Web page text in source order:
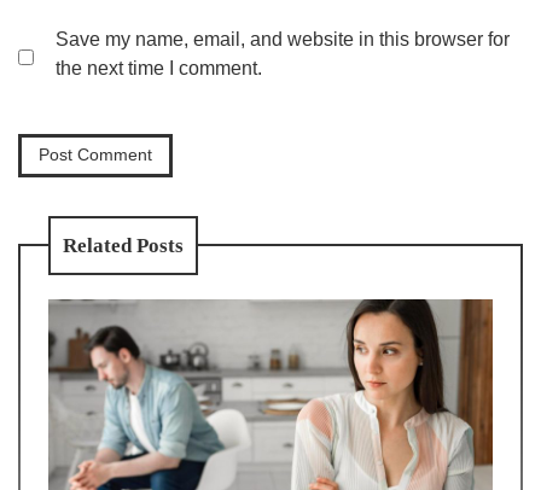
Save my name, email, and website in this browser for
the next time I comment.
Related Posts